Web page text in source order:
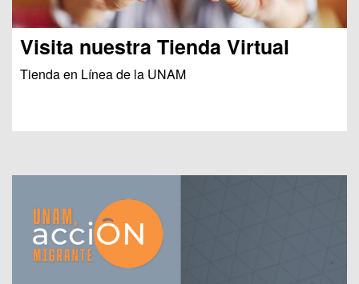
Visita nuestra Tienda Virtual
Tienda en Línea de la UNAM